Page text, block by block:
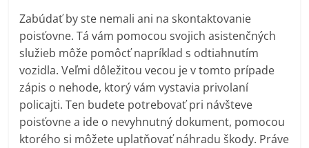
Zabúdať by ste nemali ani na skontaktovanie
poisťovne. Tá vám pomocou svojich asistenčných
služieb môže pomôcť napríklad s odtiahnutím
vozidla. Veľmi dôležitou vecou je v tomto prípade
zápis o nehode, ktorý vám vystavia privolaní
policajti. Ten budete potrebovať pri návšteve
poisťovne a ide o nevyhnutný dokument, pomocou
ktorého si môžete uplatňovať náhradu škody. Práve